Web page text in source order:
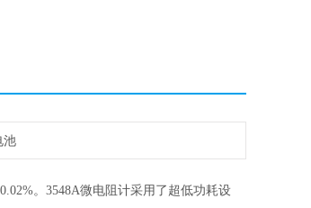
池
。3548A微电阻计采用了超低功耗设